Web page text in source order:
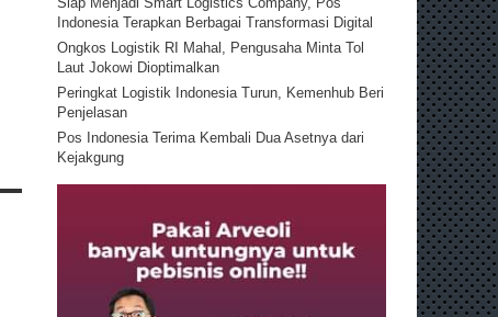
Indonesia Terapkan Berbagai Transformasi Digital
Ongkos Logistik RI Mahal, Pengusaha Minta Tol
Laut Jokowi Dioptimalkan
Peringkat Logistik Indonesia Turun, Kemenhub Beri
Penjelasan
Pos Indonesia Terima Kembali Dua Asetnya dari
Kejakgung